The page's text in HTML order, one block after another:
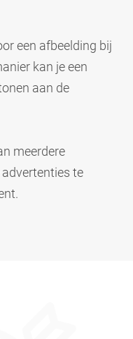
een afbeelding bij
kan je een
aan de
meerdere
te